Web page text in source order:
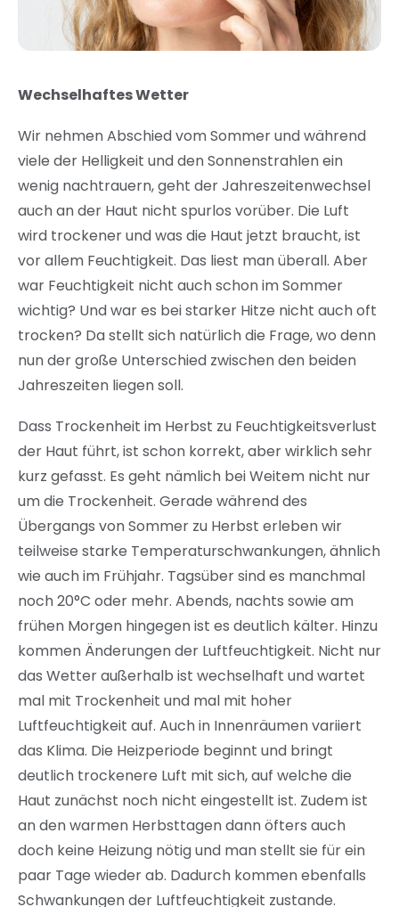
Wechselhaftes Wetter
Wir nehmen Abschied vom Sommer und während
viele der Helligkeit und den Sonnenstrahlen ein
wenig nachtrauern, geht der Jahreszeitenwechsel
auch an der Haut nicht spurlos vorüber. Die Luft
wird trockener und was die Haut jetzt braucht, ist
vor allem Feuchtigkeit. Das liest man überall. Aber
war Feuchtigkeit nicht auch schon im Sommer
wichtig? Und war es bei starker Hitze nicht auch oft
trocken? Da stellt sich natürlich die Frage, wo denn
nun der große Unterschied zwischen den beiden
Jahreszeiten liegen soll.
Dass Trockenheit im Herbst zu Feuchtigkeitsverlust
der Haut führt, ist schon korrekt, aber wirklich sehr
kurz gefasst. Es geht nämlich bei Weitem nicht nur
um die Trockenheit. Gerade während des
Übergangs von Sommer zu Herbst erleben wir
teilweise starke Temperaturschwankungen, ähnlich
wie auch im Frühjahr. Tagsüber sind es manchmal
noch 20°C oder mehr. Abends, nachts sowie am
frühen Morgen hingegen ist es deutlich kälter. Hinzu
kommen Änderungen der Luftfeuchtigkeit. Nicht nur
das Wetter außerhalb ist wechselhaft und wartet
mal mit Trockenheit und mal mit hoher
Luftfeuchtigkeit auf. Auch in Innenräumen variiert
das Klima. Die Heizperiode beginnt und bringt
deutlich trockenere Luft mit sich, auf welche die
Haut zunächst noch nicht eingestellt ist. Zudem ist
an den warmen Herbsttagen dann öfters auch
doch keine Heizung nötig und man stellt sie für ein
paar Tage wieder ab. Dadurch kommen ebenfalls
Schwankungen der Luftfeuchtigkeit zustande.